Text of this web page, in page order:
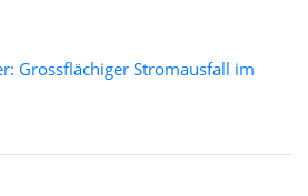
Grossflächiger Stromausfall im